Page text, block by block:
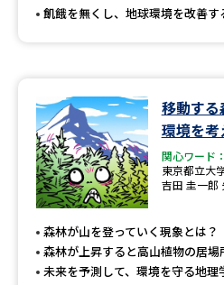
飢餓を無くし、地球環境を改善す
移動す
環境を
関心ワード
東京都立大
吉田 圭一郎
森林が山を登っていく現象とは？
森林が上昇すると高山植物の居場
未来を予測して、環境を守る地理